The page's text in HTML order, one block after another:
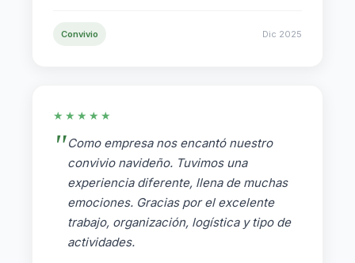
Convivio Dic 2025
★★★★★
Como empresa nos encantó nuestro
convivio navideño. Tuvimos una
experiencia diferente, llena de muchas
emociones. Gracias por el excelente
trabajo, organización, logística y tipo de
actividades.